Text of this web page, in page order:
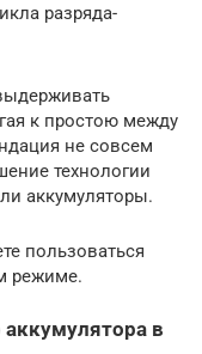
разряда-
к простою между
не совсем
технологии
аккумуляторы.
пользоваться
режиме.
в